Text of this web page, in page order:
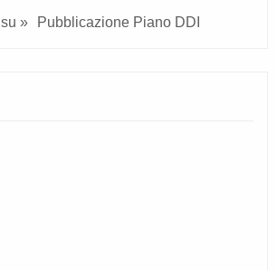
su Pubblicazione Piano DDI